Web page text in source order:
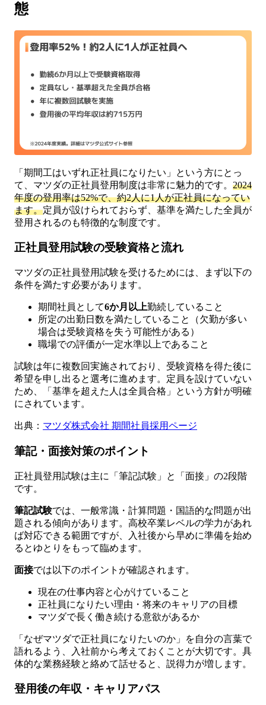
態
「期間工はいずれ正社員になりたい」という方にとっ
て、マツダの正社員登用制度は非常に魅力的です。 2024
年度の登用率は52%で、約2人に1人が正社員になってい
ます。定員が設けられておらず、基準を満たした全員が
登用されるのも特徴的な制度です。
正社員登用試験の受験資格と流れ
マツダの正社員登用試験を受けるためには、まず以下の
条件を満たす必要があります。
期間社員として6か月以上勤続していること
所定の出勤日数を満たしていること（欠勤が多い
場合は受験資格を失う可能性がある）
職場での評価が一定水準以上であること
試験は年に複数回実施されており、受験資格を得た後に
希望を申し出ると選考に進めます。定員を設けていない
ため、「基準を超えた人は全員合格」という方針が明確
にされています。
出典： マツダ株式会社 期間社員採用ページ
筆記・面接対策のポイント
正社員登用試験は主に「筆記試験」と「面接」の2段階
です。
筆記試験では、一般常識・計算問題・国語的な問題が出
題される傾向があります。高校卒業レベルの学力があれ
ば対応できる範囲ですが、入社後から早めに準備を始め
るとゆとりをもって臨めます。
面接では以下のポイントが確認されます。
現在の仕事内容と心がけていること
正社員になりたい理由・将来のキャリアの目標
マツダで長く働き続ける意欲があるか
「なぜマツダで正社員になりたいのか」を自分の言葉で
語れるよう、入社前から考えておくことが大切です。具
体的な業務経験と絡めて話せると、説得力が増します。
登用後の年収・キャリアパス